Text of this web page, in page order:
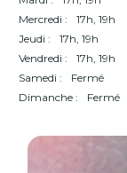
Mercredi :
17h, 19h
Jeudi :
17h, 19h
Vendredi :
17h, 19h
Samedi :
Fermé
Dimanche :
Fermé